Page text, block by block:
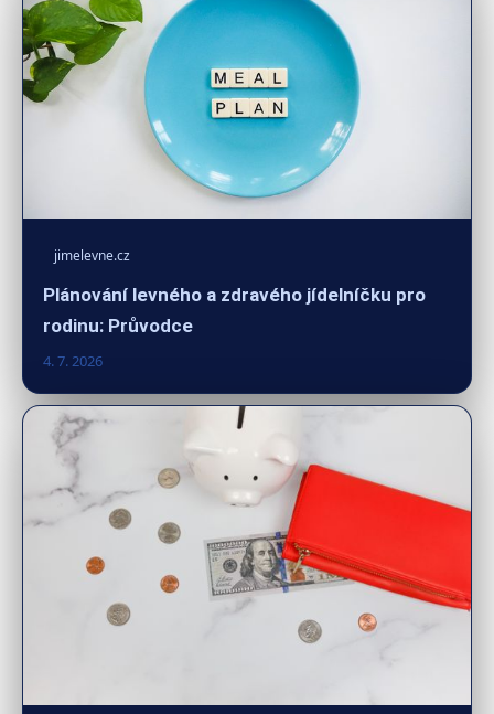
jimelevne.cz
Plánování levného a zdravého jídelníčku pro
rodinu: Průvodce
4. 7. 2026